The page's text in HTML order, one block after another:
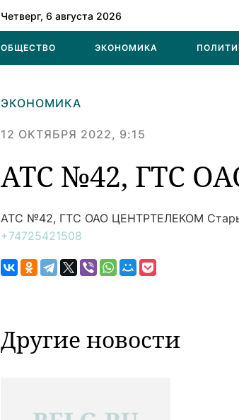
Четверг, 6 августа 2026
ОБЩЕСТВО ЭКОНОМИКА
ЭКОНОМИКА
12 ОКТЯБРЯ 2022, 9:15
АТС №42, ГТС
АТС №42, ГТС ОАО ЦЕНТРТЕЛЕКОМ
+74725421508
Другие новости